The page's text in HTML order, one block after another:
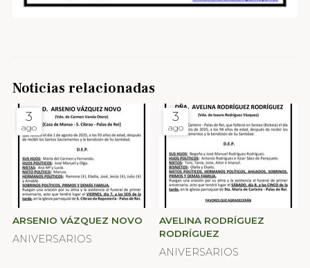
Noticias relacionadas
3
ago
ARSENIO VÁZQUEZ NOVO
ANIVERSARIOS
3
ago
AVELINA RODRÍGUEZ
RODRÍGUEZ
ANIVERSARIOS